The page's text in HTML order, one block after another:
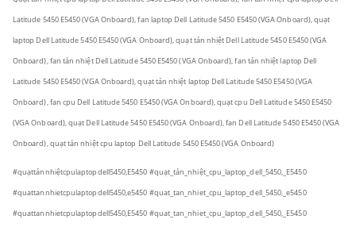
Latitude 5450 E5450 (VGA Onboard), fan laptop Dell Latitude 5450 E5450 (VGA Onboard), quạt
laptop Dell Latitude 5450 E5450 (VGA Onboard), quạt tản nhiệt Dell Latitude 5450 E5450 (VGA
Onboard), fan tản nhiệt Dell Latitude 5450 E5450 (VGA Onboard), fan tản nhiệt laptop Dell
Latitude 5450 E5450 (VGA Onboard), quạt tản nhiệt laptop Dell Latitude 5450 E5450 (VGA
Onboard), fan cpu Dell Latitude 5450 E5450 (VGA Onboard), quạt cpu Dell Latitude 5450 E5450
(VGA Onboard), quạt Dell Latitude 5450 E5450 (VGA Onboard), fan Dell Latitude 5450 E5450 (VGA
Onboard), quạt tản nhiệt cpu laptop Dell Latitude 5450 E5450 (VGA Onboard)
#quạttảnnhiệtcpulaptopdell5450,E5450 #quạt_tản_nhiệt_cpu_laptop_dell_5450,_E5450
#quattannhietcpulaptopdell5450,e5450 #quat_tan_nhiet_cpu_laptop_dell_5450,_e5450
#quattannhietcpulaptopdell5450,E5450 #quat_tan_nhiet_cpu_laptop_dell_5450,_E5450